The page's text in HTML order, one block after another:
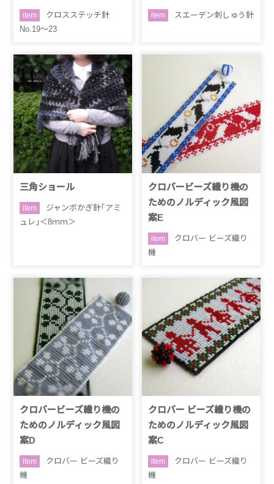
item
クロスステッチ針
No.19～23
item スエーデン刺しゅう針
三角ショール
item
ジャンボかぎ針｢アミ
ュレ｣＜8ｍｍ＞
クロバービーズ織り機の
ためのノルディック風図
案E
item
クロバー ビーズ織り
機
クロバービーズ織り機の
ためのノルディック風図
案D
item
クロバー ビーズ織り
機
クロバー ビーズ織り機の
ためのノルディック風図
案C
item
クロバー ビーズ織り
機